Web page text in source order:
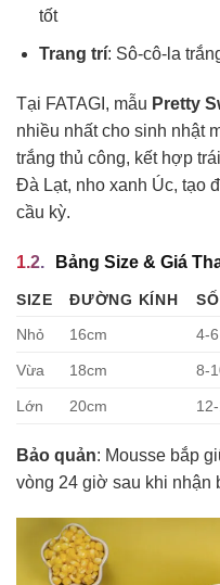
tốt
Trang trí: Sô-cô-la
Tại FATAGI, mẫu Pretty
nhiều nhất cho sinh nhật
trắng thủ công, kết hợp
Đà Lạt, nho xanh Úc, tạo
cầu kỳ.
Bảng Size & Giá
SIZE ĐƯỜNG KÍNH
Nhỏ
16cm 4-
Vừa 18cm 8-
Lớn 20cm
Bảo quản: Mousse bắp
vòng 24 giờ sau khi nhận